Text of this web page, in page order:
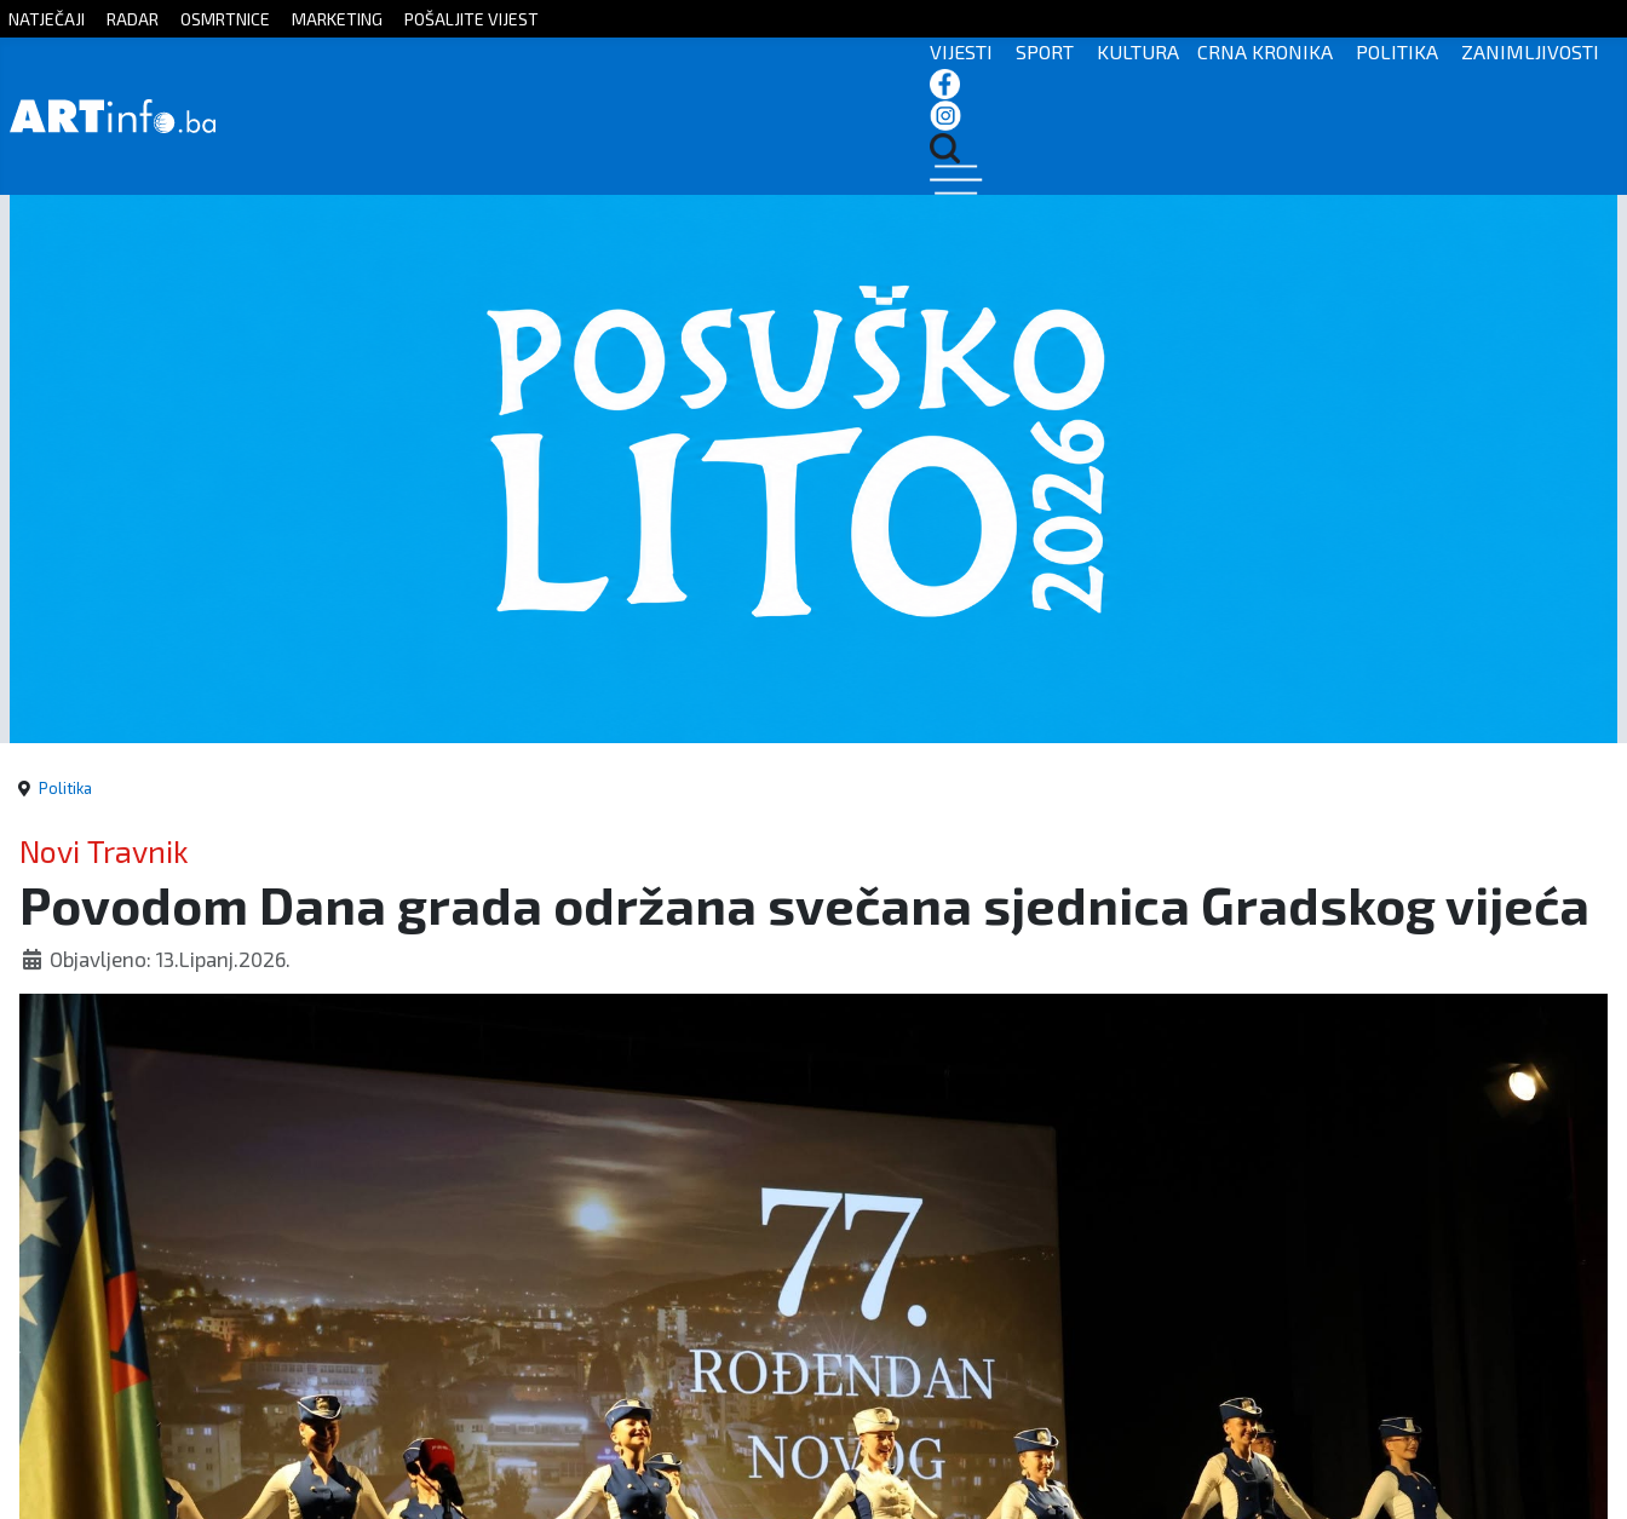
Početna
NATJEČAJI RADAR OSMRTNICE MARKETING POŠALJITE VIJEST
VIJESTI SPORT KULTURA CRNA KRONIKA POLITIKA ZANIMLJIVOSTI
Politika
Novi Travnik
Povodom Dana grada održana svečana sjednica Gradskog vijeća
Objavljeno: 13.Lipanj.2026.